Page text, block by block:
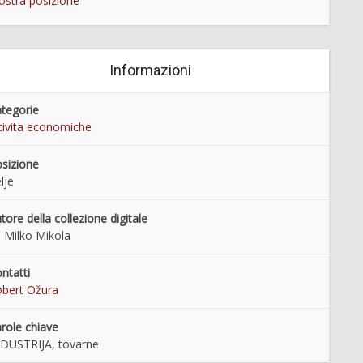
Špringer - Šeligo
Informazioni
economiche
della collezione digitale
Milko Mikola
Ožura
chiave
tovarne